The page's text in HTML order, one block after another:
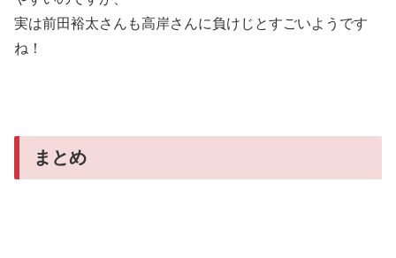
実は前田裕太さんも高岸さんに負けじとすごいようです
ね！
まとめ